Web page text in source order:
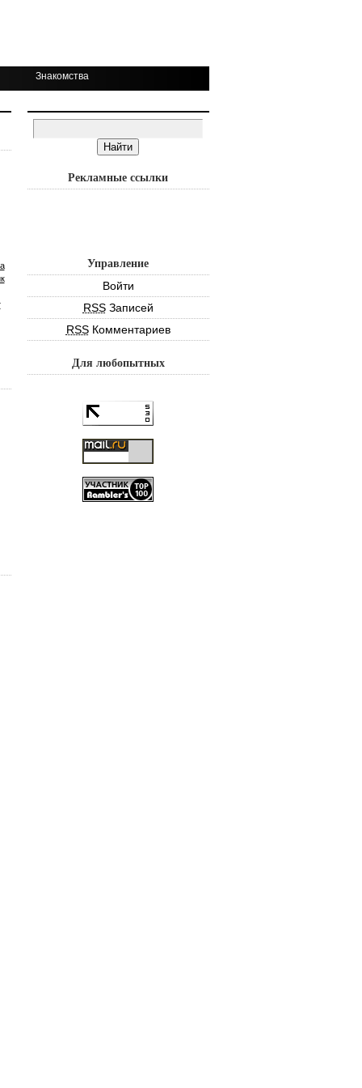
Знакомства
Рекламные ссылки
Управление
Войти
RSSЗаписей
RSSКомментариев
Для любопытных